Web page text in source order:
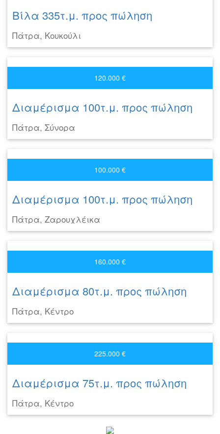
Βίλα 335τ.μ. προς πώληση
Πάτρα, Κουκούλι
120.000 €
Διαμέρισμα 100τ.μ. προς πώληση
Πάτρα, Σύνορα
100.000 €
Διαμέρισμα 100τ.μ. προς πώληση
Πάτρα, Ζαρουχλέικα
160.000 €
Διαμέρισμα 80τ.μ. προς πώληση
Πάτρα, Κέντρο
225.000 €
Διαμέρισμα 75τ.μ. προς πώληση
Πάτρα, Κέντρο